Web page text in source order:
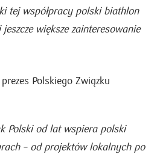
tej współpracy polski biathlon
większe zainteresowanie
Polskiego Związku
Polski od lat wspiera polski
– od projektów lokalnych po